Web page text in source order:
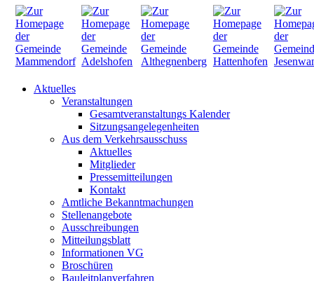
Aktuelles
Veranstaltungen
Gesamtveranstaltungs Kalender
Sitzungsangelegenheiten
Aus dem Verkehrsausschuss
Aktuelles
Mitglieder
Pressemitteilungen
Kontakt
Amtliche Bekanntmachungen
Stellenangebote
Ausschreibungen
Mitteilungsblatt
Informationen VG
Broschüren
Bauleitplanverfahren